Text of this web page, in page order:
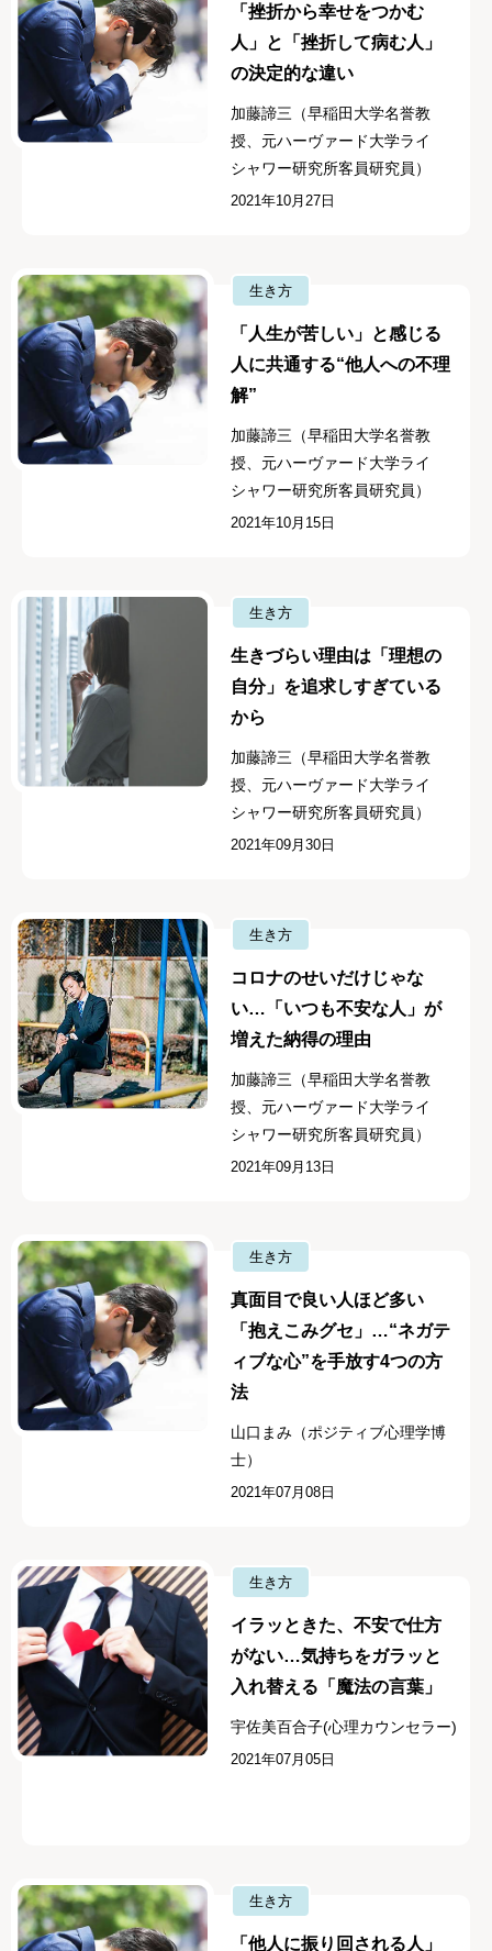
「挫折から幸せをつかむ
人」と「挫折して病む人」
の決定的な違い
加藤諦三（早稲田大学名誉教
授、元ハーヴァード大学ライ
シャワー研究所客員研究員）
2021年10月27日
生き方
「人生が苦しい」と感じる
人に共通する“他人への不理
解”
加藤諦三（早稲田大学名誉教
授、元ハーヴァード大学ライ
シャワー研究所客員研究員）
2021年10月15日
生き方
生きづらい理由は「理想の
自分」を追求しすぎている
から
加藤諦三（早稲田大学名誉教
授、元ハーヴァード大学ライ
シャワー研究所客員研究員）
2021年09月30日
生き方
コロナのせいだけじゃな
い…「いつも不安な人」が
増えた納得の理由
加藤諦三（早稲田大学名誉教
授、元ハーヴァード大学ライ
シャワー研究所客員研究員）
2021年09月13日
生き方
真面目で良い人ほど多い
「抱えこみグセ」…“ネガテ
ィブな心”を手放す4つの方
法
山口まみ（ポジティブ心理学博
士）
2021年07月08日
生き方
イラッときた、不安で仕方
がない…気持ちをガラッと
入れ替える「魔法の言葉」
宇佐美百合子(心理カウンセラー)
2021年07月05日
生き方
「他人に振り回される人」